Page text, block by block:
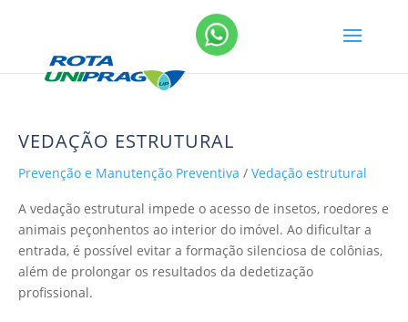
VEDAÇÃO ESTRUTURAL
Prevenção e Manutenção Preventiva / Vedação estrutural
A vedação estrutural impede o acesso de insetos, roedores e
animais peçonhentos ao interior do imóvel. Ao dificultar a
entrada, é possível evitar a formação silenciosa de colônias,
além de prolongar os resultados da dedetização
profissional.